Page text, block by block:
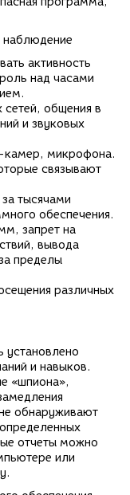
наблюдение
активность
над часами
общения в
и звуковых
камер, микрофона.
связывают
тысячами
обеспечения.
запрет на
вывода
пределы
различных
установлено
и навыков.
«шпиона»,
обнаруживают
отчеты можно
или